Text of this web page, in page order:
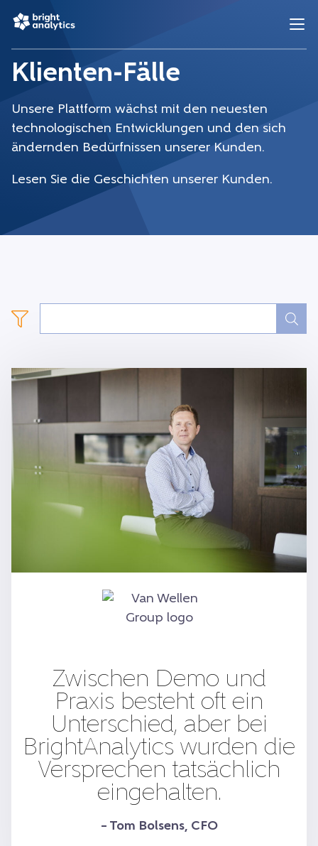
Klienten-Fälle
Unsere Plattform wächst mit den neuesten
technologischen Entwicklungen und den sich
ändernden Bedürfnissen unserer Kunden.
Lesen Sie die Geschichten unserer Kunden.
Zwischen Demo und
Praxis besteht oft ein
Unterschied, aber bei
BrightAnalytics wurden die
Versprechen tatsächlich
eingehalten.
– Tom Bolsens, CFO